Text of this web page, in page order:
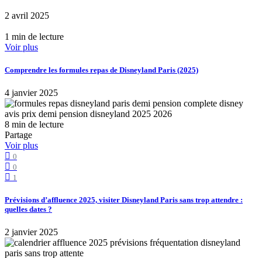
2 avril 2025
1 min de lecture
Voir plus
Comprendre les formules repas de Disneyland Paris (2025)
4 janvier 2025
8 min de lecture
Partage
Voir plus
0
0
1
Prévisions d’affluence 2025, visiter Disneyland Paris sans trop attendre :
quelles dates ?
2 janvier 2025